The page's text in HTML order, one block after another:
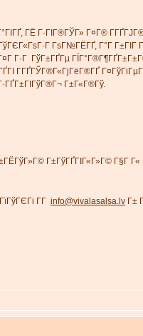
ГЁ Г·ГІГ®ГЎГ» Г¤Г®
ГѕГ№ГЁГҐ, Г°Г
Г·Г ГўГ±ГҐГµ
Г­ГҐГЎГ®Г«ГјГёГ®ГҐ
Г±Г«Г®Гў.
Г±ГўГҐГІГ«Г»Г© Г§Г
Г­Г info@vivalasalsa.lv Г±